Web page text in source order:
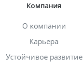
Компания
О компании
Карьера
Устойчивое развитие